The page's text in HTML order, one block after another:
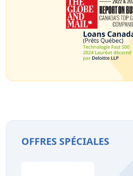
OFFRES SPÉCIALES